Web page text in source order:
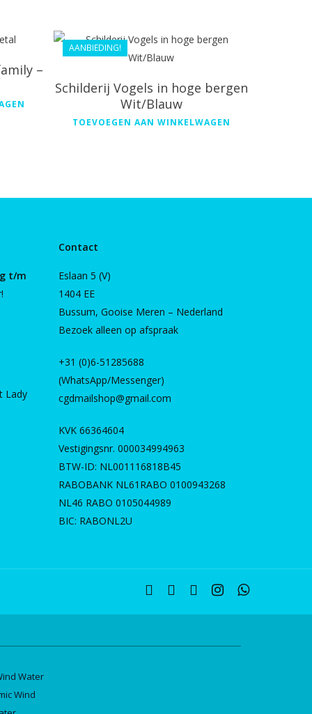
–
AANBIEDING!
44.99
Schilderij Vogels in hoge bergen
Wit/Blauw
TOEVOEGEN AAN WINKELWAGEN
t/m
Lady
Contact
Eslaan 5 (V)
1404 EE
Bussum, Gooise Meren – Nederland
Bezoek alleen op afspraak
+31 (0)6-51285688
(WhatsApp/Messenger)
cgdmailshop@gmail.com
KVK 66364604
Vestigingsnr. 000034994963
BTW-ID: NL001116818B45
RABOBANK NL61RABO 0100943268
NL46 RABO 0105044989
BIC: RABONL2U
twitter facebooklinkedininstagramwhatsapp
Water